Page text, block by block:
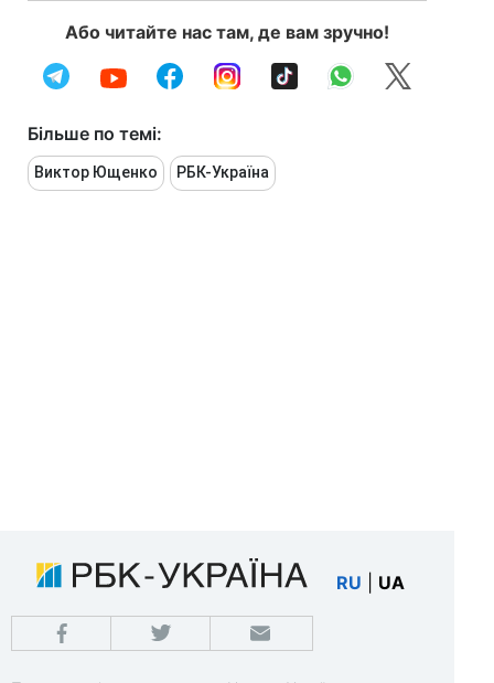
Або читайте нас там, де вам зручно!
Більше по темі:
Виктор Ющенко РБК-Україна
RU UA